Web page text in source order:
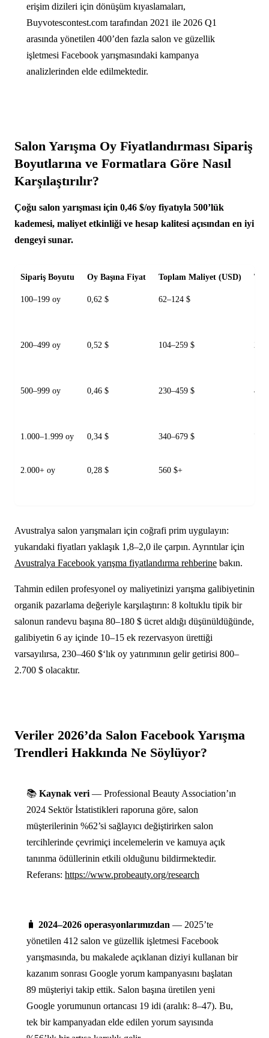
erişim dizileri için dönüşüm kıyaslamaları,
Buyvotescontest.com tarafından 2021 ile 2026 Q1
arasında yönetilen 400’den fazla salon ve güzellik
işletmesi Facebook yarışmasındaki kampanya
analizlerinden elde edilmektedir.
Salon Yarışma Oy Fiyatlandırması Sipariş
Boyutlarına ve Formatlara Göre Nasıl
Karşılaştırılır?
Çoğu salon yarışması için 0,46 $/oy fiyatıyla 500’lük
kademesi, maliyet etkinliği ve hesap kalitesi açısından en iyi
dengeyi sunar.
Sipariş Boyutu Oy Başına Fiyat Toplam Maliyet (USD)
100–199 oy 0,62 $ 62–124 $
200–499 oy 0,52 $ 104–259 $
500–999 oy 0,46 $ 230–459 $ 4–7
1.000–1.999 oy 0,34 $ 340–679 $
2.000+ oy 0,28 $ 560 $+
Avustralya salon yarışmaları için coğrafi prim uygulayın:
yukarıdaki fiyatları yaklaşık 1,8–2,0 ile çarpın. Ayrıntılar için
Avustralya Facebook yarışma fiyatlandırma rehberine bakın.
Tahmin edilen profesyonel oy maliyetinizi yarışma galibiyetinin
organik pazarlama değeriyle karşılaştırın: 8 koltuklu tipik bir
salonun randevu başına 80–180 $ ücret aldığı düşünüldüğünde,
galibiyetin 6 ay içinde 10–15 ek rezervasyon ürettiği
varsayılırsa, 230–460 $‘lık oy yatırımının gelir getirisi 800–
2.700 $ olacaktır.
Veriler 2026’da Salon Facebook Yarışma
Trendleri Hakkında Ne Söylüyor?
📚 Kaynak veri — Professional Beauty Association’ın
2024 Sektör İstatistikleri raporuna göre, salon
müşterilerinin %62’si sağlayıcı değiştirirken salon
tercihlerinde çevrimiçi incelemelerin ve kamuya açık
tanınma ödüllerinin etkili olduğunu bildirmektedir.
Referans: https://www.probeauty.org/research
🧳 2024–2026 operasyonlarımızdan — 2025’te
yönetilen 412 salon ve güzellik işletmesi Facebook
yarışmasında, bu makalede açıklanan diziyi kullanan bir
kazanım sonrası Google yorum kampanyasını başlatan
89 müşteriyi takip ettik. Salon başına üretilen yeni
Google yorumunun ortancası 19 idi (aralık: 8–47). Bu,
tek bir kampanyadan elde edilen yorum sayısında